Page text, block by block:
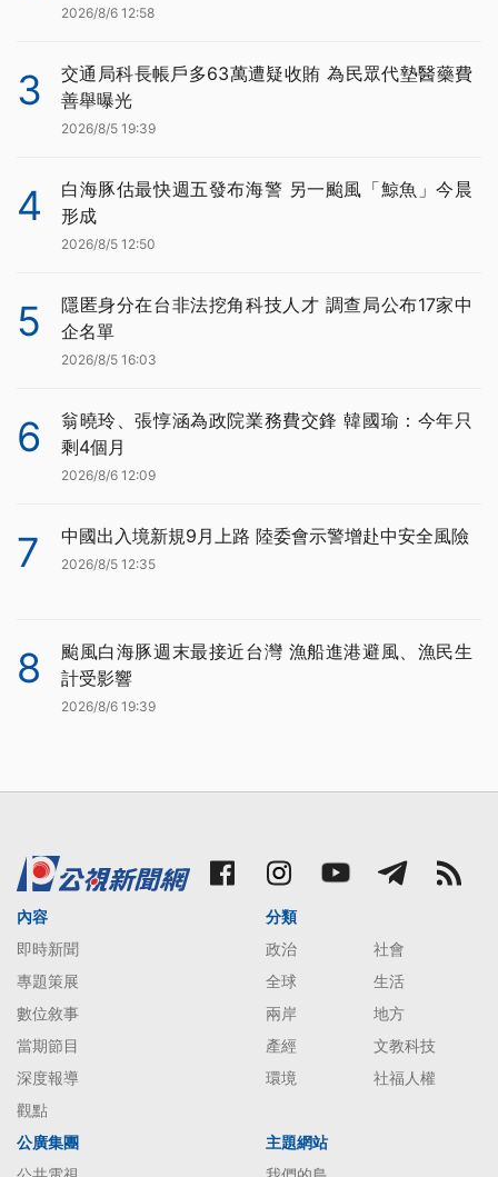
2026/8/6 12:58
3
交通局科長帳戶多63萬遭疑收賄 為民眾代墊醫藥費
善舉曝光
2026/8/5 19:39
4
白海豚估最快週五發布海警 另一颱風「鯨魚」今晨
形成
2026/8/5 12:50
5
隱匿身分在台非法挖角科技人才 調查局公布17家中
企名單
2026/8/5 16:03
6
翁曉玲、張惇涵為政院業務費交鋒 韓國瑜：今年只
剩4個月
2026/8/6 12:09
7 中國出入境新規9月上路 陸委會示警增赴中安全風險
2026/8/5 12:35
8
颱風白海豚週末最接近台灣 漁船進港避風、漁民生
計受影響
2026/8/6 19:39
內容
即時新聞
專題策展
數位敘事
當期節目
深度報導
觀點
分類
政治
社會
全球
生活
兩岸
地方
產經
文教科技
環境
社福人權
公廣集團
主題網站